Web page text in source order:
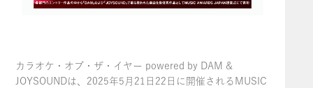
カラオケ・オブ・ザ・イヤー powered by DAM &
JOYSOUNDは、2025年5月21日22日に開催されるMUSIC